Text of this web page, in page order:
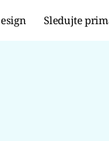
Sledujte